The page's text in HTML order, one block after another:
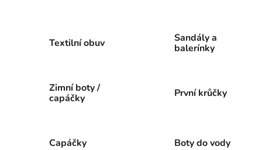
Textilní obuv
Sandály a
balerínky
Zimní boty /
capáčky
První krůčky
Capáčky Boty do vody